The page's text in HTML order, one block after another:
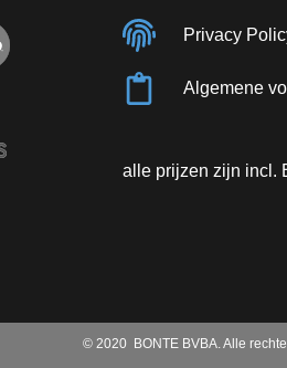
Privacy
Algemene
alle prijzen zijn incl.
© 2020 BONTE BVBA. Alle